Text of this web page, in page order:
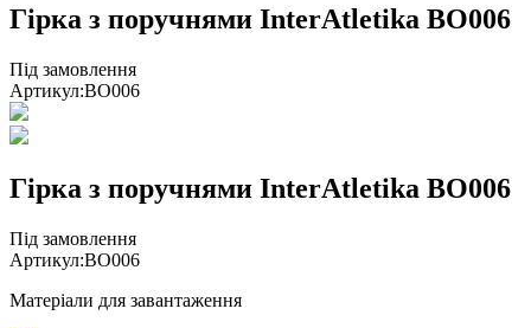
Гірка з поручнями InterAtletika BO006
Під замовлення
Артикул:ВО006
Гірка з поручнями InterAtletika BO006
Під замовлення
Артикул:ВО006
Матеріали для завантаження